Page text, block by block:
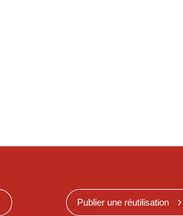
Publier une réutilisation